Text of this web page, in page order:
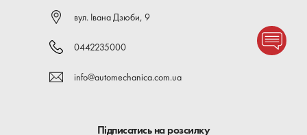
вул. Івана Дзюби, 9
0442235000
info@automechanica.com.ua
Підписатись на розсилку